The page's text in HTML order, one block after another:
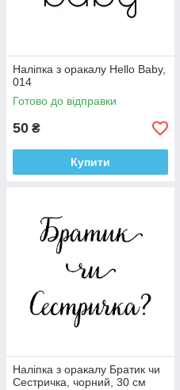
Наліпка з оракалу Hello Baby,
014
Готово до відправки
50 ₴
Купити
Наліпка з оракалу Братик чи
Сестричка, чорний, 30 см